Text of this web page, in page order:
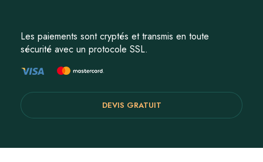
Les paiements sont cryptés et transmis en toute
sécurité avec un protocole SSL.
DEVIS GRATUIT